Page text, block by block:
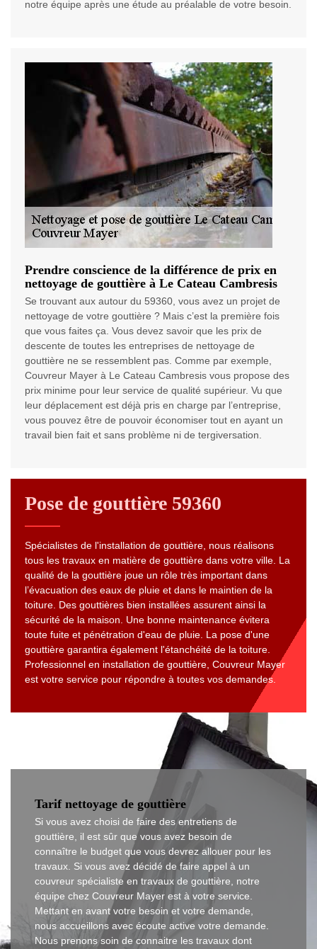
notre équipe après une étude au préalable de votre besoin.
Prendre conscience de la différence de prix en
nettoyage de gouttière à Le Cateau Cambresis
Se trouvant aux autour du 59360, vous avez un projet de
nettoyage de votre gouttière ? Mais c’est la première fois
que vous faites ça. Vous devez savoir que les prix de
descente de toutes les entreprises de nettoyage de
gouttière ne se ressemblent pas. Comme par exemple,
Couvreur Mayer à Le Cateau Cambresis vous propose des
prix minime pour leur service de qualité supérieur. Vu que
leur déplacement est déjà pris en charge par l’entreprise,
vous pouvez être de pouvoir économiser tout en ayant un
travail bien fait et sans problème ni de tergiversation.
Pose de gouttière 59360
Spécialistes de l'installation de gouttière, nous réalisons
tous les travaux en matière de gouttière dans votre ville. La
qualité de la gouttière joue un rôle très important dans
l’évacuation des eaux de pluie et dans le maintien de la
toiture. Des gouttières bien installées assurent ainsi la
sécurité de la maison. Une bonne maintenance évitera
toute fuite et pénétration d'eau de pluie. La pose d'une
gouttière garantira également l'étanchéité de la toiture.
Professionnel en installation de gouttière, Couvreur Mayer
est votre service pour répondre à toutes vos demandes.
Tarif nettoyage de gouttière
Si vous avez choisi de faire des entretiens de
gouttière, il est sûr que vous avez besoin de
connaître le budget que vous devrez allouer pour les
travaux. Si vous avez décidé de faire appel à un
couvreur spécialiste en travaux de gouttière, notre
équipe chez Couvreur Mayer est à votre service.
Mettant en avant votre besoin et votre demande,
nous accueillons avec écoute active votre demande.
Nous prenons soin de connaitre les travaux dont